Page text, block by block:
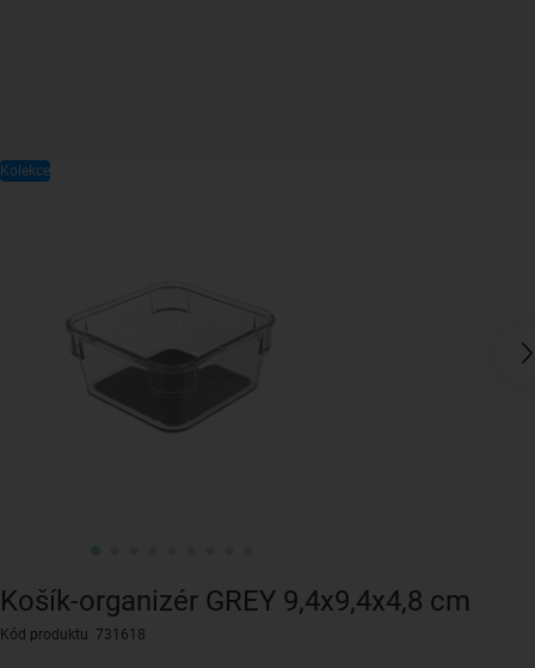
Košík-organizér GREY 9,4x9,4x4,8 cm
Kód produktu 731618
Kolekce